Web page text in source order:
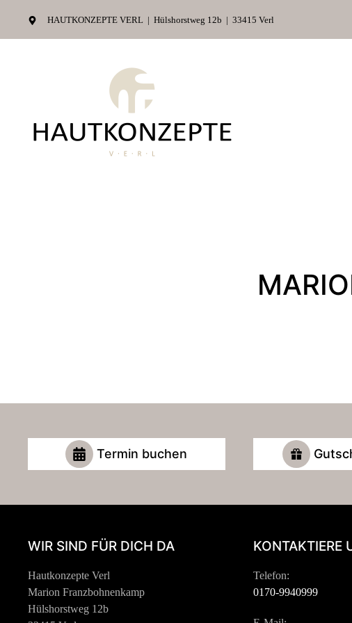
HAUTKONZEPTE VERL | Hülshorstweg 12b | 33415 Verl
Termin buchen
WIR SIND FÜR DICH DA
Hautkonzepte Verl
Marion Franzbohnenkamp
Hülshorstweg 12b
KONTAKTIERE
Telefon:
0170-9940999